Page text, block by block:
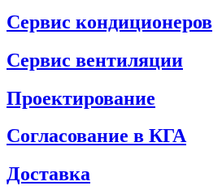
Сервис кондиционеров
Сервис вентиляции
Проектирование
Согласование в КГА
Доставка